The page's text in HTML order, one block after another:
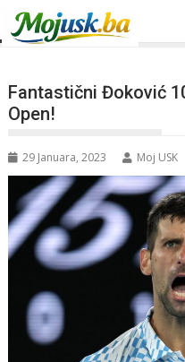
Fantastični Đoković
Open!
29 Januara, 2023 Moj USK